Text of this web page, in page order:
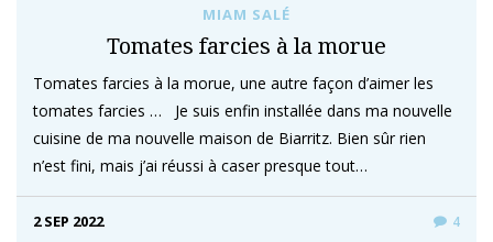
MIAM SALÉ
Tomates farcies à la morue
Tomates farcies à la morue, une autre façon d’aimer les
tomates farcies … Je suis enfin installée dans ma nouvelle
cuisine de ma nouvelle maison de Biarritz. Bien sûr rien
n’est fini, mais j’ai réussi à caser presque tout…
2 SEP 2022 4